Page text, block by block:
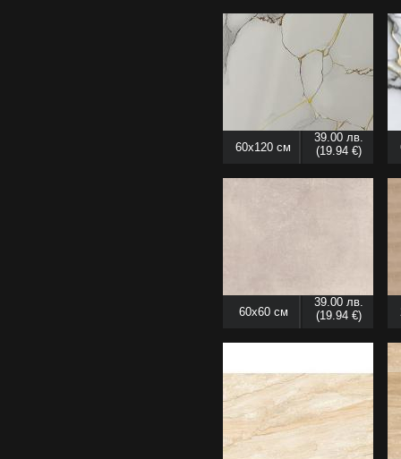
60x120 см
39.00 лв.
(19.94 €)
60x60 см
39.00 лв.
(19.94 €)